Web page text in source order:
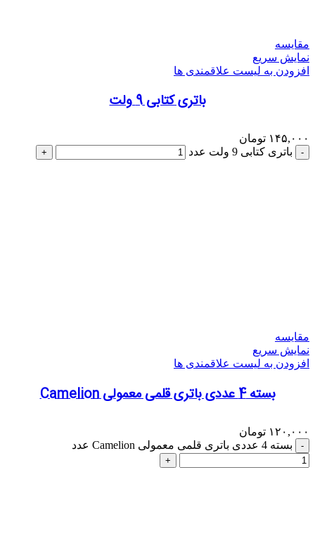
مقایسه
نمایش سریع
افزودن به لیست علاقمندی ها
باتری کتابی 9 ولت
۱۴۵,۰۰۰ تومان
باتری کتابی 9 ولت عدد
مقایسه
نمایش سریع
افزودن به لیست علاقمندی ها
بسته 4 عددی باتری قلمی معمولی Camelion
۱۲۰,۰۰۰ تومان
بسته 4 عددی باتری قلمی معمولی Camelion عدد